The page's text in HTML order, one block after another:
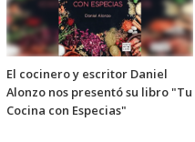
El cocinero y escritor Daniel
Alonzo nos presentó su libro "Tu
Cocina con Especias"